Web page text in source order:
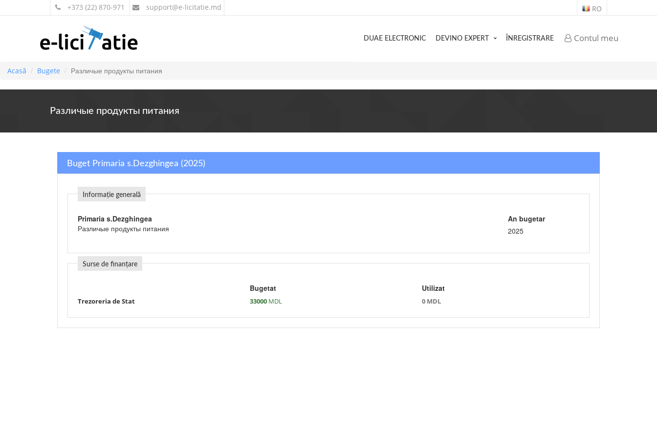
+373 (22) 870-971 support@e-licitatie.md RO
Contul meu
DUAE ELECTRONIC DEVINO EXPERT ÎNREGISTRARE
Acasă Bugete Различые продукты питания
Различые продукты питания
Buget Primaria s.Dezghingea (2025)
Informație generală
Primaria s.Dezghingea
Различые продукты питания
An bugetar
2025
Surse de finanțare
Bugetat Utilizat
Trezoreria de Stat 33000 MDL 0 MDL